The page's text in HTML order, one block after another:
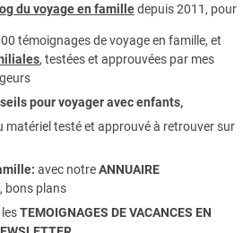
du voyage en familledepuis 2011, pour
témoignages devoyage en famille, et
, testées et approuvées par mes
pour voyager avec enfants,
matériel testé et approuvé à retrouver sur
avec notreANNUAIRE
, bons plans
TEMOIGNAGES DE VACANCES EN